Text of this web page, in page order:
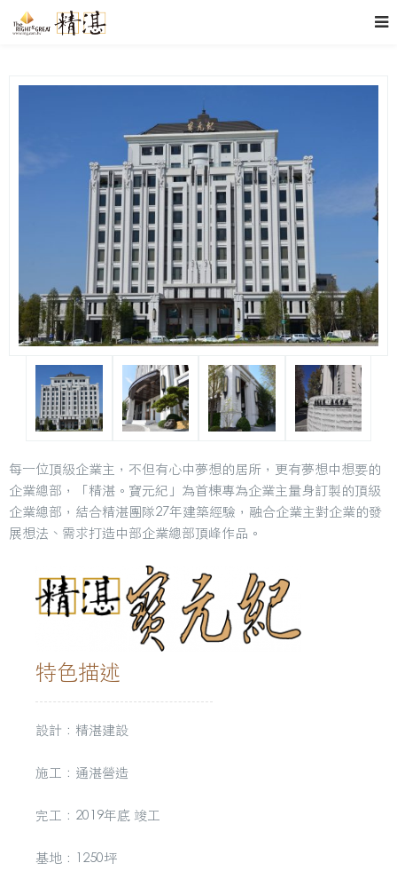
每一位頂級企業主，不但有心中夢想的居所，更有夢想中想要的
企業總部，「精湛。寶元紀」為首棟專為企業主量身訂製的頂級
企業總部，結合精湛團隊27年建築經驗，融合企業主對企業的發
展想法、需求打造中部企業總部頂峰作品。
特色描述
設計：精湛建設
施工：通湛營造
完工：2019年底 竣工
基地：1250坪